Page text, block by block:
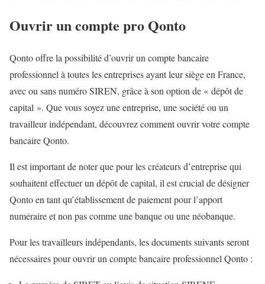
Ouvrir un compte pro Qonto
Qonto offre la possibilité d’ouvrir un compte bancaire
professionnel à toutes les entreprises ayant leur siège en France,
avec ou sans numéro SIREN, grâce à son option de « dépôt de
capital ». Que vous soyez une entreprise, une société ou un
travailleur indépendant, découvrez comment ouvrir votre compte
bancaire Qonto.
Il est important de noter que pour les créateurs d’entreprise qui
souhaitent effectuer un dépôt de capital, il est crucial de désigner
Qonto en tant qu’établissement de paiement pour l’apport
numéraire et non pas comme une banque ou une néobanque.
Pour les travailleurs indépendants, les documents suivants seront
nécessaires pour ouvrir un compte bancaire professionnel Qonto :